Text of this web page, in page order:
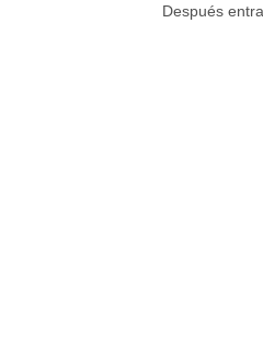
Después